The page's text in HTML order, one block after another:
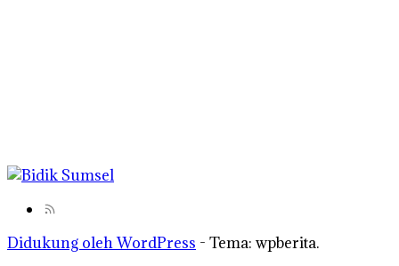
Didukung oleh WordPress - Tema: wpberita.